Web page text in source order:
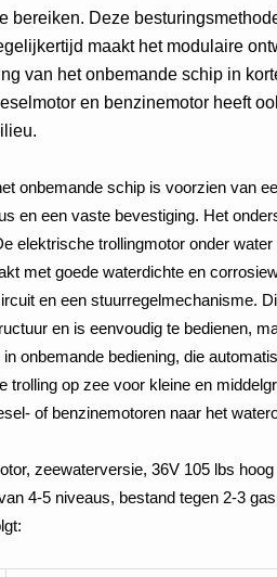
bereiken. Deze
maakt het modulaire
van het onbemande schip in
en benzinemotor heeft
onbemande schip is voorzien van
en een vaste bevestiging. Het
elektrische trollingmotor onder
met goede waterdichte en
en een stuurregelmechanisme.
en is eenvoudig te bedienen,
onbemande bediening, die
trolling op zee voor kleine en
of benzinemotoren naar het
zeewaterversie, 36V 105 lbs
4-5 niveaus, bestand tegen 2-3